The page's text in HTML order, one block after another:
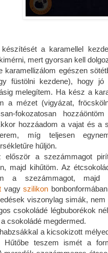
a karamellel
mert gyorsan kell
karamellizálom egészen
füstölni kezdene), hogy
melegítem. Ha kész a
a mézet (vigyázat,
fokozatosan
hozzáadom a vajat és a
míg teljesen
hűljön.
először a szezámmagot
majd kihűtöm. Az
a szezámmagot, majd
vagyszilikon
viszonylag simák,
csokoládé légbuborékok
csokoládé megdermed.
a kicsokizott
Hűtőbe teszem ismét a